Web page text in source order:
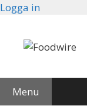
Skip
content
Logga in
Menu